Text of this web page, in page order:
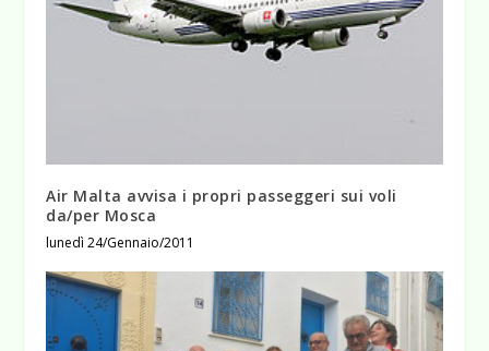
Air Malta avvisa i propri passeggeri sui voli
da/per Mosca
lunedì 24/Gennaio/2011